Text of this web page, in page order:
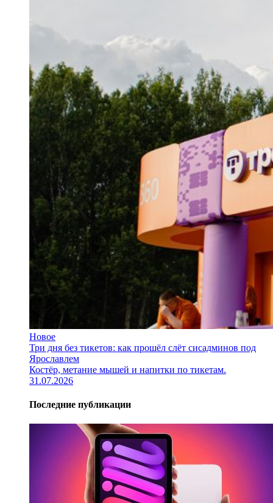
Новое
Три дня без тикетов: как прошёл слёт сисадминов под
Ярославлем
Костёр, метание мышей и напитки по тикетам.
31.07.2026
Последние публикации